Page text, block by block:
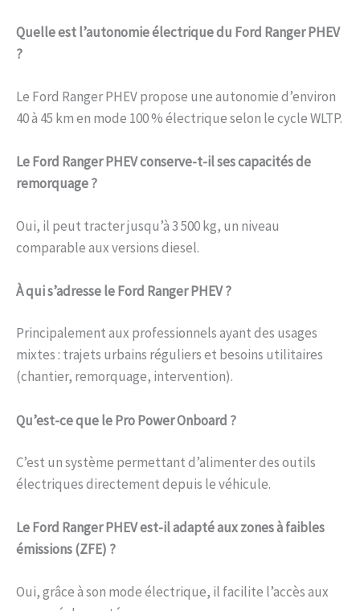
Quelle est l’autonomie électrique du Ford Ranger PHEV
?
Le Ford Ranger PHEV propose une autonomie d’environ
40 à 45 km en mode 100 % électrique selon le cycle WLTP.
Le Ford Ranger PHEV conserve-t-il ses capacités de
remorquage ?
Oui, il peut tracter jusqu’à 3 500 kg, un niveau
comparable aux versions diesel.
À qui s’adresse le Ford Ranger PHEV ?
Principalement aux professionnels ayant des usages
mixtes : trajets urbains réguliers et besoins utilitaires
(chantier, remorquage, intervention).
Qu’est-ce que le Pro Power Onboard ?
C’est un système permettant d’alimenter des outils
électriques directement depuis le véhicule.
Le Ford Ranger PHEV est-il adapté aux zones à faibles
émissions (ZFE) ?
Oui, grâce à son mode électrique, il facilite l’accès aux